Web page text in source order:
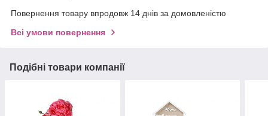
Повернення товару впродовж 14 днів за домовленістю
Всі умови повернення
Подібні товари компанії